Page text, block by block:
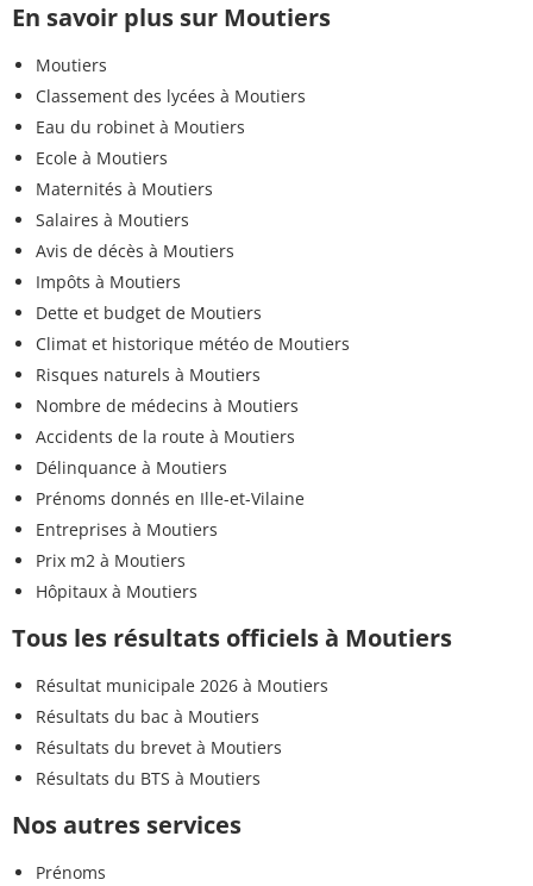
En savoir plus sur Moutiers
Moutiers
Classement des lycées à Moutiers
Eau du robinet à Moutiers
Ecole à Moutiers
Maternités à Moutiers
Salaires à Moutiers
Avis de décès à Moutiers
Impôts à Moutiers
Dette et budget de Moutiers
Climat et historique météo de Moutiers
Risques naturels à Moutiers
Nombre de médecins à Moutiers
Accidents de la route à Moutiers
Délinquance à Moutiers
Prénoms donnés en Ille-et-Vilaine
Entreprises à Moutiers
Prix m2 à Moutiers
Hôpitaux à Moutiers
Tous les résultats officiels à Moutiers
Résultat municipale 2026 à Moutiers
Résultats du bac à Moutiers
Résultats du brevet à Moutiers
Résultats du BTS à Moutiers
Nos autres services
Prénoms